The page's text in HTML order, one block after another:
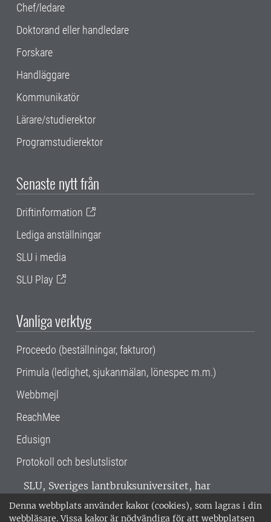
Denna webbplats använder kakor (cookies), som lagras i din
webbläsare. Vissa kakor är nödvändiga för att webbplatsen
Chef/ledare
Doktorand eller handledare
Forskare
Handläggare
Kommunikatör
Lärare/studierektor
Programstudierektor
Senaste nytt från
Driftinformation
Lediga anställningar
SLU i media
SLU Play
Vanliga verktyg
Proceedo (beställningar, fakturor)
Primula (ledighet, sjukanmälan, lönespec m.m.)
Webbmejl
ReachMee
Edusign
Protokoll och beslutslistor
SLU, Sveriges lantbruksuniversitet, har
verksamhet över hela Sverige. Huvudorter är
Alnarp, Uppsala och Umeå.SLU är